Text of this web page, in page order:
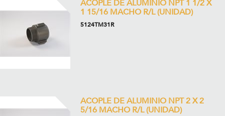
ACOPLE DE ALUMINIO NPT 1 1/2 X
1 15/16 MACHO R/L (UNIDAD)
5124TM31R
ACOPLE DE ALUMINIO NPT 2 X 2
5/16 MACHO R/L (UNIDAD)